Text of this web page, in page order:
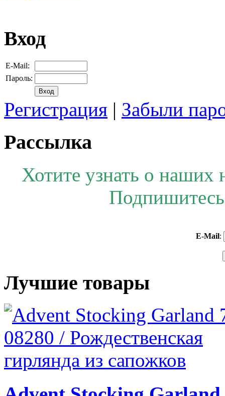
Вход
E-Mail:
Пароль:
Регистрация | Забыли
Рассылка
Хотите узнать о наших
E-Mail:
Лучшие товары